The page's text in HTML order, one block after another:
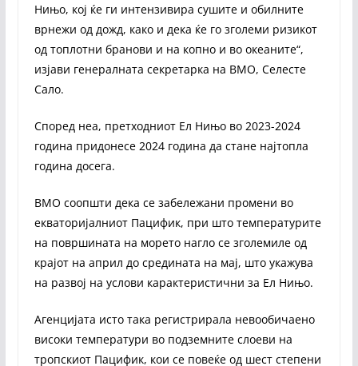
Нињо, кој ќе ги интензивира сушите и обилните
врнежи од дожд, како и дека ќе го зголеми ризикот
од топлотни бранови и на копно и во океаните“,
изјави генералната секретарка на ВМО, Селесте
Сало.
Според неа, претходниот Ел Нињо во 2023-2024
година придонесе 2024 година да стане најтопла
година досега.
ВМО соопшти дека се забележани промени во
екваторијалниот Пацифик, при што температурите
на површината на морето нагло се зголемиле од
крајот на април до средината на мај, што укажува
на развој на услови карактеристични за Ел Нињо.
Агенцијата исто така регистрирала невообичаено
високи температури во подземните слоеви на
тропскиот Пацифик, кои се повеќе од шест степени